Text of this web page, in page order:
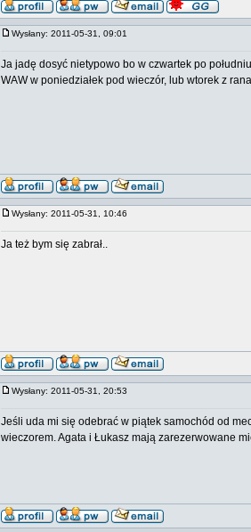
Wysłany: 2011-05-31, 09:01
Ja jadę dosyć nietypowo bo w czwartek po
WAW w poniedziałek pod wieczór, lub wtorek z
Wysłany: 2011-05-31, 10:46
Ja też bym się zabrał..
Wysłany: 2011-05-31, 20:53
Jeśli uda mi się odebrać w piątek samochód od
wieczorem. Agata i Łukasz mają zarezerwowane